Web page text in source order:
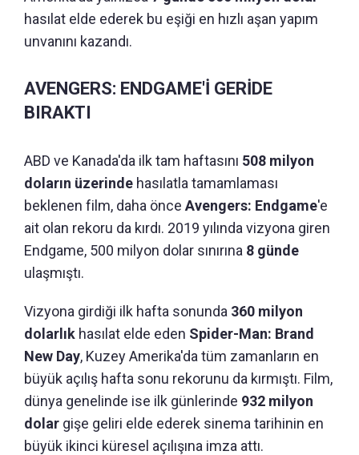
hasılat elde ederek bu eşiği en hızlı aşan yapım
unvanını kazandı.
AVENGERS: ENDGAME'İ GERİDE
BIRAKTI
ABD ve Kanada'da ilk tam haftasını 508 milyon
doların üzerinde hasılatla tamamlaması
beklenen film, daha önce Avengers: Endgame'e
ait olan rekoru da kırdı. 2019 yılında vizyona giren
Endgame, 500 milyon dolar sınırına 8 günde
ulaşmıştı.
Vizyona girdiği ilk hafta sonunda 360 milyon
dolarlık hasılat elde eden Spider-Man: Brand
New Day, Kuzey Amerika'da tüm zamanların en
büyük açılış hafta sonu rekorunu da kırmıştı. Film,
dünya genelinde ise ilk günlerinde 932 milyon
dolar gişe geliri elde ederek sinema tarihinin en
büyük ikinci küresel açılışına imza attı.